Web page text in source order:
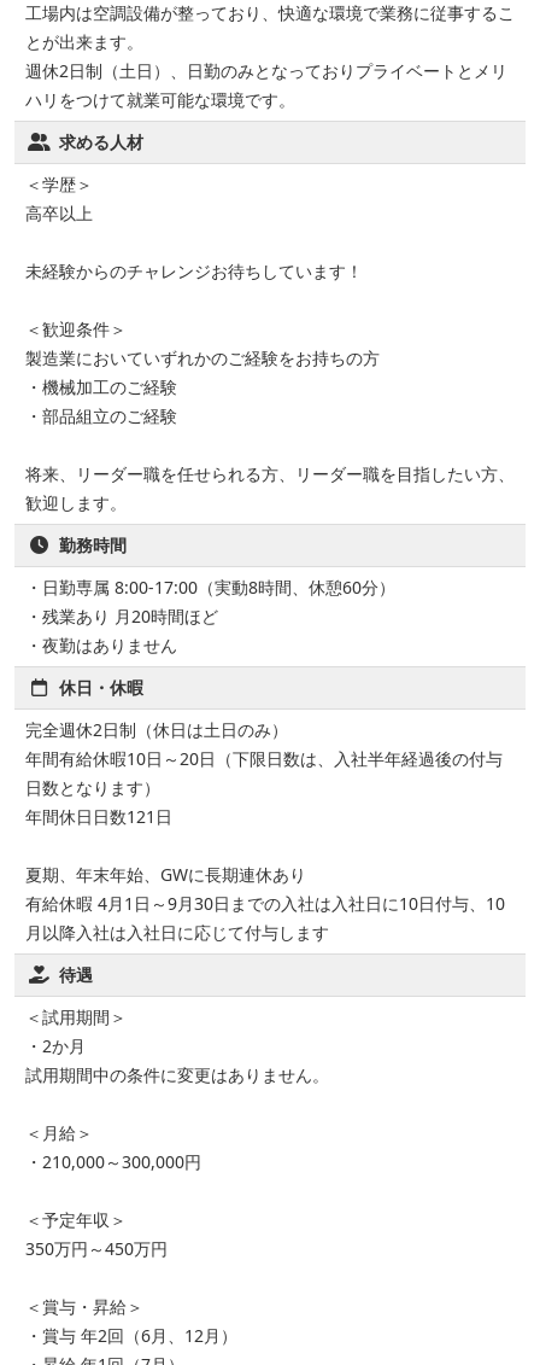
工場内は空調設備が整っており、快適な環境で業務に従事するこ
とが出来ます。
週休2日制（土日）、日勤のみとなっておりプライベートとメリ
ハリをつけて就業可能な環境です。
求める人材
＜学歴＞
高卒以上
未経験からのチャレンジお待ちしています！
＜歓迎条件＞
製造業においていずれかのご経験をお持ちの方
・機械加工のご経験
・部品組立のご経験
将来、リーダー職を任せられる方、リーダー職を目指したい方、
歓迎します。
勤務時間
・日勤専属 8:00-17:00（実動8時間、休憩60分）
・残業あり 月20時間ほど
・夜勤はありません
休日・休暇
完全週休2日制（休日は土日のみ）
年間有給休暇10日～20日（下限日数は、入社半年経過後の付与
日数となります）
年間休日日数121日
夏期、年末年始、GWに長期連休あり
有給休暇 4月1日～9月30日までの入社は入社日に10日付与、10
月以降入社は入社日に応じて付与します
待遇
＜試用期間＞
・2か月
試用期間中の条件に変更はありません。
＜月給＞
・210,000～300,000円
＜予定年収＞
350万円～450万円
＜賞与・昇給＞
・賞与 年2回（6月、12月）